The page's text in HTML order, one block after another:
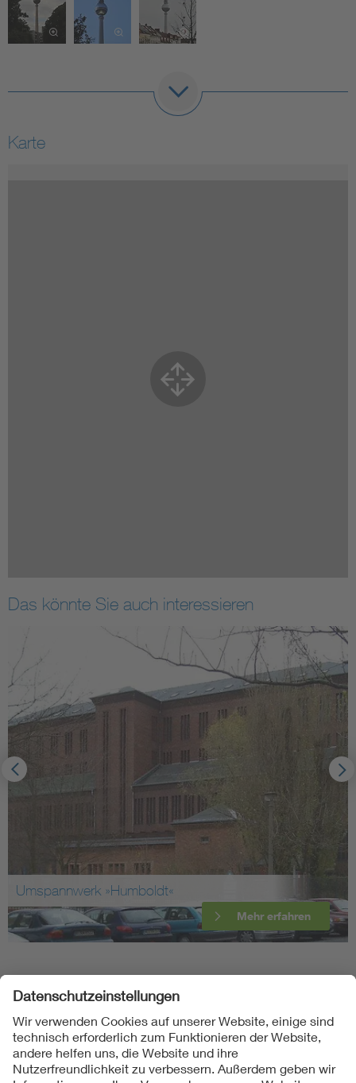
Karte
Das könnte Sie auch interessieren
Umspannwerk »Humboldt«
Mehr erfahren
Folgen Sie uns